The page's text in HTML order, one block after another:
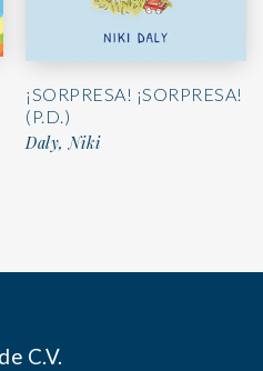
¡SORPRESA! ¡SORPRESA!
(P.D.)
Daly, Niki
C.V.